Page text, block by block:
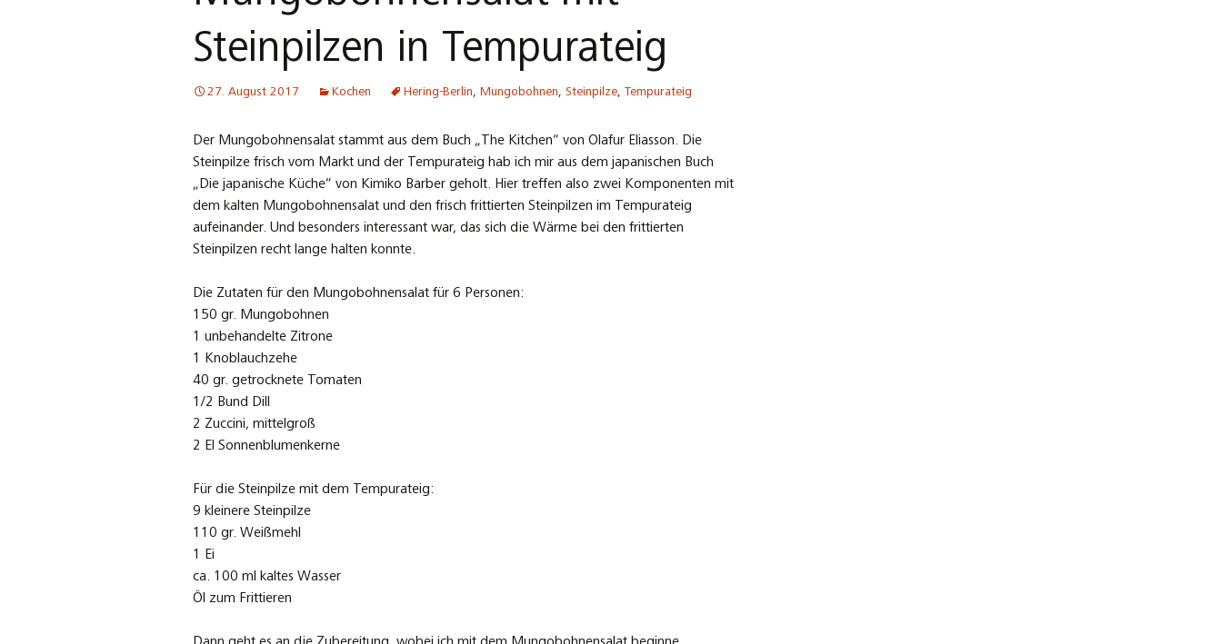
Steinpilzen in Tempurateig
27. August 2017 Kochen Hering-Berlin, Mungobohnen, Steinpilze, Tempurateig
Der Mungobohnensalat stammt aus dem Buch „The Kitchen“ von Olafur Eliasson. Die
Steinpilze frisch vom Markt und der Tempurateig hab ich mir aus dem japanischen Buch
„Die japanische Küche“ von Kimiko Barber geholt. Hier treffen also zwei Komponenten mit
dem kalten Mungobohnensalat und den frisch frittierten Steinpilzen im Tempurateig
aufeinander. Und besonders interessant war, das sich die Wärme bei den frittierten
Steinpilzen recht lange halten konnte.
Die Zutaten für den Mungobohnensalat für 6 Personen:
150 gr. Mungobohnen
1 unbehandelte Zitrone
1 Knoblauchzehe
40 gr. getrocknete Tomaten
1/2 Bund Dill
2 Zuccini, mittelgroß
2 El Sonnenblumenkerne
Für die Steinpilze mit dem Tempurateig:
9 kleinere Steinpilze
110 gr. Weißmehl
1 Ei
ca. 100 ml kaltes Wasser
Öl zum Frittieren